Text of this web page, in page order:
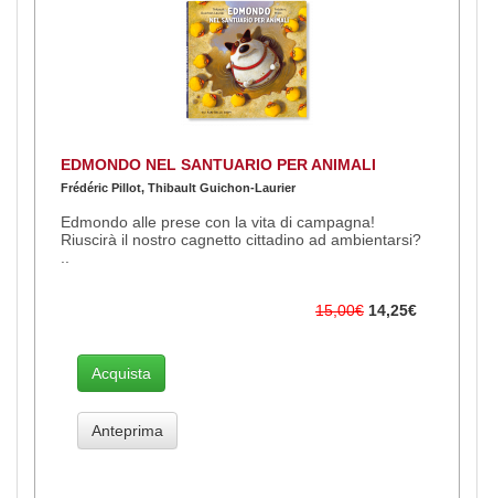
EDMONDO NEL SANTUARIO PER ANIMALI
Frédéric Pillot, Thibault Guichon-Laurier
Edmondo alle prese con la vita di campagna!
Riuscirà il nostro cagnetto cittadino ad ambientarsi?
15,00€ 14,25€
Acquista
Anteprima